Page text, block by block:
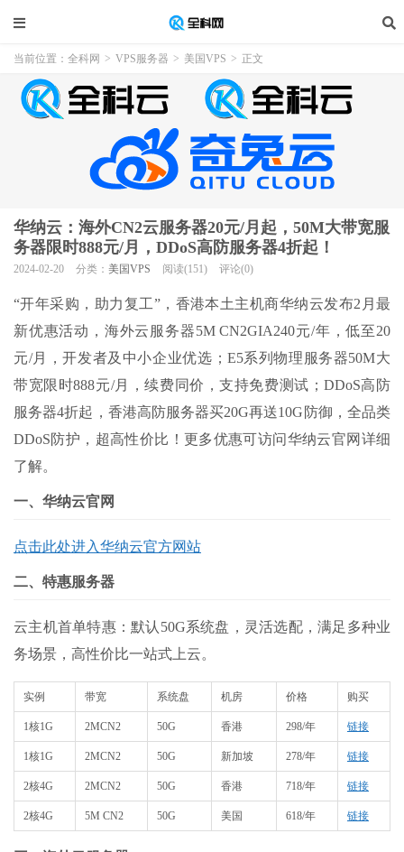
当前位置： 全科网 > VPS服务器 > 美国VPS > 正文
华纳云：海外CN2云服务器20元/月起，50M大带宽服
务器限时888元/月，DDoS高防服务器4折起！
2024-02-20 分类： 美国VPS 阅读(151) 评论(0)
“开年采购，助力复工”，香港本土主机商华纳云发布2月最
新优惠活动，海外云服务器5M CN2GIA240元/年，低至20
元/月，开发者及中小企业优选；E5系列物理服务器50M大
带宽限时888元/月，续费同价，支持免费测试；DDoS高防
服务器4折起，香港高防服务器买20G再送10G防御，全品类
DDoS防护，超高性价比！更多优惠可访问华纳云官网详细
了解。
一、华纳云官网
点击此处进入华纳云官方网站
二、特惠服务器
云主机首单特惠：默认50G系统盘，灵活选配，满足多种业
务场景，高性价比一站式上云。
实例 带宽 系统盘 机房 价格 购买
1核1G 2MCN2 50G 香港 298/年 链接
1核1G 2MCN2 50G 新加坡 278/年 链接
2核4G 2MCN2 50G 香港 718/年 链接
2核4G 5M CN2 50G 美国 618/年 链接